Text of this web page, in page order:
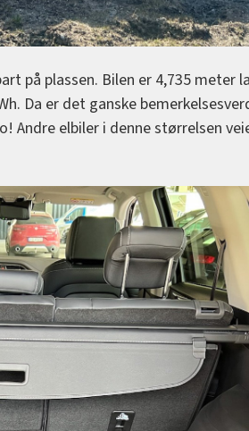
på plassen. Bilen er 4,735 meter
Da er det ganske
Andre elbiler i denne størrelsen